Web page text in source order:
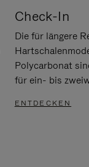
Check-In
Die für längere
Polycarbonat
für ein- bis
ENTDECKEN